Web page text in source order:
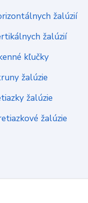
žalúzií
žalúzií
kľučky
žalúzie
žalúzie
žalúzie